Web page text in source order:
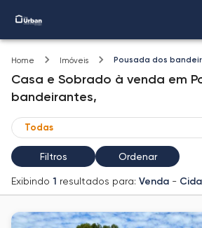
Home Imóveis Pousada dos
Casa e Sobrado à venda em
bandeirantes,
Filtros Ordenar
Exibindo 1 resultados para: Venda -